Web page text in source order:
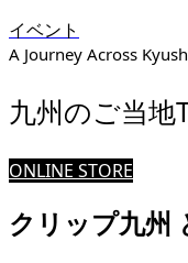
イベント
A Journey Across
九州のご当地
ONLINE STORE
クリップ九州